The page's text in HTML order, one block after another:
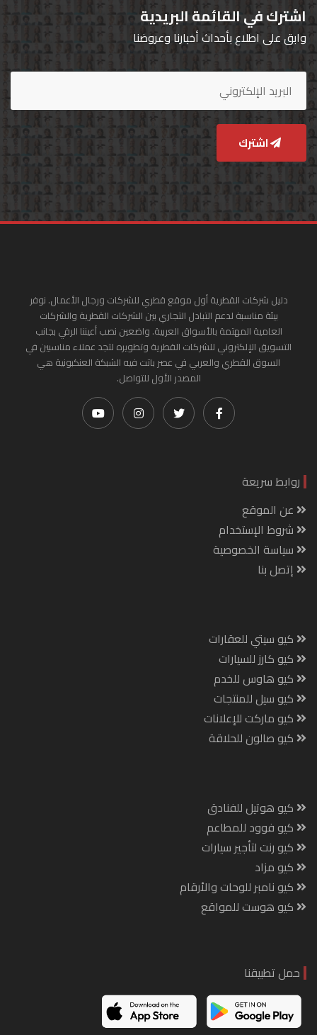
اشترك في القائمة البريدية
وابق على اطلاع بأحداث أخبارنا وعروضنا
اشترك
دليل شركات القطرية أول موقع قطري للشركات ورجال الأعمال. نوفر
بيئة مناسبة لدعم التبادل التجاري بين الشركات القطرية والشركات
العامية المهتمة بالأسواق العربية. واضعين نصب أعيننا الرقي بجانب
التسويق الإلكتروني للشركات القطرية وتطويره لتجد عملاء مناسبين في
السوق القطري والعربي في عصر باتت فيه الشبكة العنكبونية هي
المصدر الأول للتواصل.
روابط سريعة
عن الموقع
شروط الإستخدام
سياسة الخصوصية
إتصل بنا
كيو سيتي للعقارات
كيو كارز للسيارات
كيو هاوس للخدم
كيو سيل للمنتجات
كيو ماركت للإعلانات
كيو صالون للحلاقة
كيو هوتيل للفنادق
كيو فوود للمطاعم
كيو رنت لتأجير سيارات
كيو مزاد
كيو نامبر للوحات والأرقام
كيو هوست للمواقع
حمل تطبيقنا